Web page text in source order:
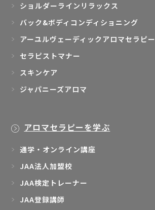
ショルダーラインリラックス
バック&ボディコンディショニング
アーユルヴェーディックアロマセラピー
セラピストマナー
スキンケア
ジャパニーズアロマ
アロマセラピーを学ぶ
通学・オンライン講座
JAA法人加盟校
JAA検定トレーナー
JAA登録講師